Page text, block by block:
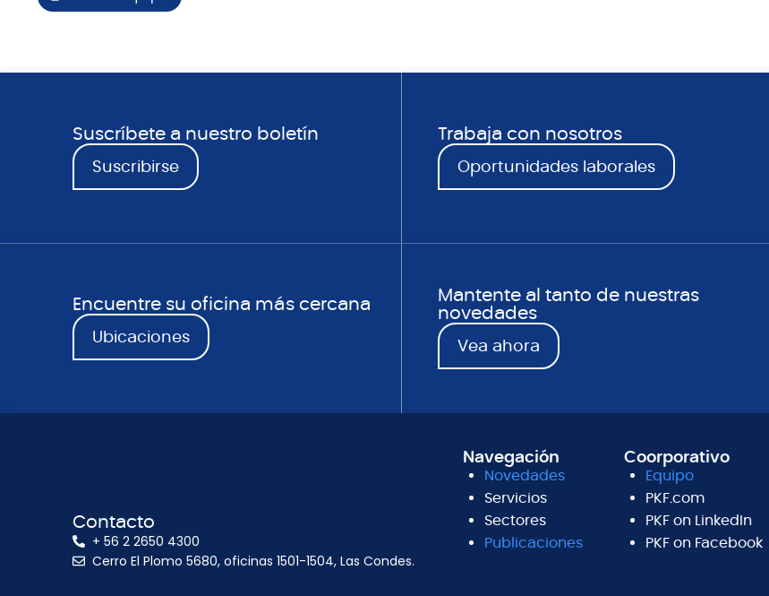
Suscríbete a nuestro boletín
Suscribirse
Trabaja con nosotros
Oportunidades laborales
Encuentre su oficina más cercana
Ubicaciones
Mantente al tanto de nuestras
novedades
Vea ahora
Contacto
+ 56 2 2650 4300
Cerro El Plomo 5680, oficinas 1501-1504, Las Condes.
Navegación
Novedades
Servicios
Sectores
Publicaciones
Coorporativo
Equipo
PKF.com
PKF on LinkedIn
PKF on Facebook